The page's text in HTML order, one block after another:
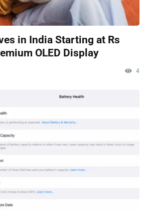
in India Starting at Rs
OLED Display
4